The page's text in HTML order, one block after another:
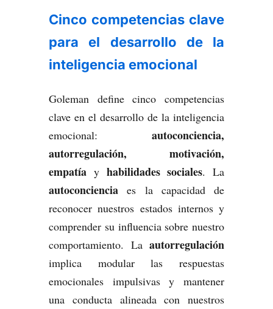
Cinco competencias clave
para el desarrollo de la
inteligencia emocional
Goleman define cinco competencias
clave en el desarrollo de la inteligencia
emocional: autoconciencia,
autorregulación, motivación,
empatía y habilidades sociales. La
autoconciencia es la capacidad de
reconocer nuestros estados internos y
comprender su influencia sobre nuestro
comportamiento. La autorregulación
implica modular las respuestas
emocionales impulsivas y mantener
una conducta alineada con nuestros